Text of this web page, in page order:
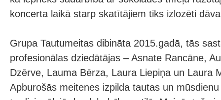
koncerta laikā starp skatītājiem tiks izlozēti
Grupa Tautumeitas dibināta 2015.gadā, tās
profesionālas dziedātājas – Asnate Rancāne,
Dzērve, Lauma Bērza, Laura Liepiņa un Laura
Apburošās meitenes izpilda tautas un